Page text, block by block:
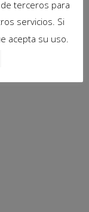
terceros para
servicios. Si
acepta su uso.